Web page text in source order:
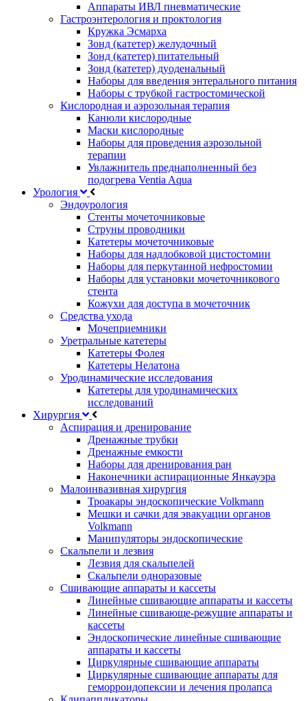
Аппараты ИВЛ пневматические
Гастроэнтерология и проктология
Кружка Эсмарха
Зонд (катетер) желудочный
Зонд (катетер) питательный
Зонд (катетер) дуоденальный
Наборы для введения энтерального питания
Наборы с трубкой гастростомической
Кислородная и аэрозольная терапия
Канюли кислородные
Маски кислородные
Наборы для проведения аэрозольной
терапии
Увлажнитель преднаполненный без
подогрева Ventia Aqua
Урология
Эндоурология
Стенты мочеточниковые
Струны проводники
Катетеры мочеточниковые
Наборы для надлобковой цистостомии
Наборы для перкутанной нефростомии
Наборы для установки мочеточникового
стента
Кожухи для доступа в мочеточник
Средства ухода
Мочеприемники
Уретральные катетеры
Катетеры Фолея
Катетеры Нелатона
Уродинамические исследования
Катетеры для уродинамических
исследований
Хирургия
Аспирация и дренирование
Дренажные трубки
Дренажные емкости
Наборы для дренирования ран
Наконечники аспирационные Янкауэра
Малоинвазивная хирургия
Троакары эндоскопические Volkmann
Мешки и сачки для эвакуации органов
Volkmann
Манипуляторы эндоскопические
Скальпели и лезвия
Лезвия для скальпелей
Скальпели одноразовые
Сшивающие аппараты и кассеты
Линейные сшивающие аппараты и кассеты
Линейные сшивающе-режущие аппараты и
кассеты
Эндоскопические линейные сшивающие
аппараты и кассеты
Циркулярные сшивающие аппараты
Циркулярные сшивающие аппараты для
геморроидопексии и лечения пролапса